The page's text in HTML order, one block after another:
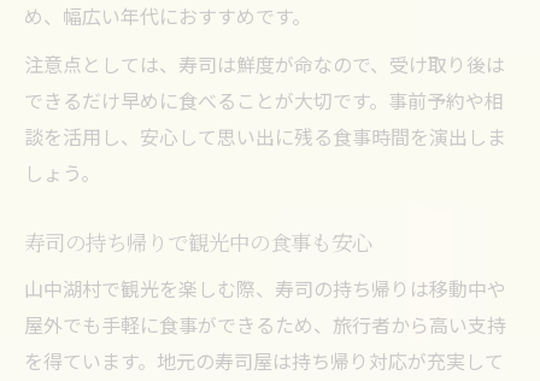
め、幅広い年代におすすめです。
注意点としては、寿司は鮮度が命なので、受け取り後は
できるだけ早めに食べることが大切です。事前予約や相
談を活用し、安心して思い出に残る食事時間を演出しま
しょう。
寿司の持ち帰りで観光中の食事も安心
山中湖村で観光を楽しむ際、寿司の持ち帰りは移動中や
屋外でも手軽に食事ができるため、旅行者から高い支持
を得ています。地元の寿司屋は持ち帰り対応が充実して